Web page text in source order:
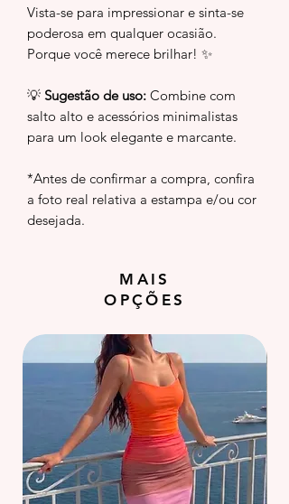
Vista-se para impressionar e sinta-se
poderosa em qualquer ocasião.
Porque você merece brilhar! ✨
💡 Sugestão de uso: Combine com
salto alto e acessórios minimalistas
para um look elegante e marcante.
*Antes de confirmar a compra, confira
a foto real relativa a estampa e/ou cor
desejada.
MAIS
OPÇÕES